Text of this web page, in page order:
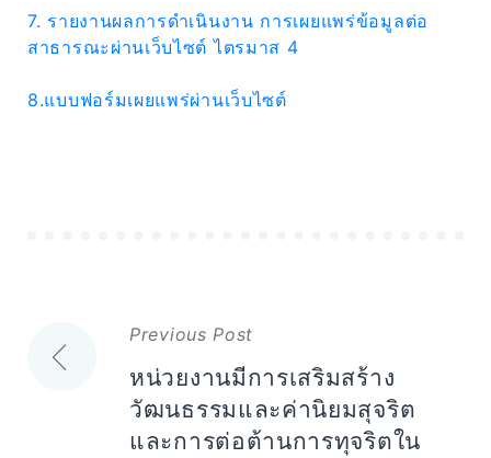
7. รายงานผลการดำเนินงาน การเผยแพร่ข้อมูลต่อ
สาธารณะผ่านเว็บไซต์ ไตรมาส 4
8.แบบฟอร์มเผยแพร่ผ่านเว็บไซต์
แนะแนว
เรื่อง
Previous Post
หน่วยงานมีการเสริมสร้าง
วัฒนธรรมและค่านิยมสุจริต
และการต่อต้านการทุจริตใน